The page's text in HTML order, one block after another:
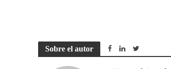
Sobre el autor